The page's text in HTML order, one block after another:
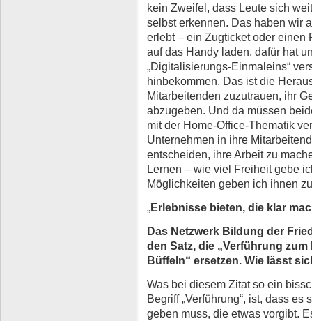
kein Zweifel, dass Leute sich
selbst erkennen. Das haben wir
erlebt – ein Zugticket oder einen
auf das Handy laden, dafür hat
„Digitalisierungs-Einmaleins“
hinbekommen. Das ist die
Mitarbeitenden zuzutrauen, ihr
abzugeben. Und da müssen
mit der Home-Office-Thematik
Unternehmen in ihre
entscheiden, ihre Arbeit zu
Lernen – wie viel Freiheit gebe
Möglichkeiten geben ich ihnen
„Erlebnisse bieten, die klar
Das Netzwerk Bildung der
den Satz, die „Verführung
Büffeln“ ersetzen. Wie lässt
Was bei diesem Zitat so ein
Begriff „Verführung“, ist, dass
geben muss, die etwas vorgibt.